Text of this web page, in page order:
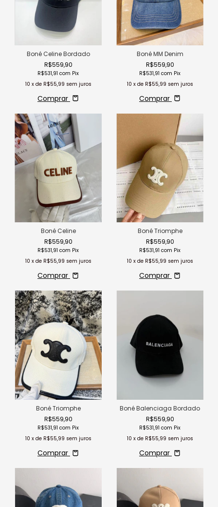
Boné Celine Bordado
R$559,90
R$531,91 com Pix
10 x de R$55,99 sem juros
Comprar
Boné MM Denim
R$559,90
R$531,91 com Pix
10 x de R$55,99 sem juros
Comprar
Boné Celine
R$559,90
R$531,91 com Pix
10 x de R$55,99 sem juros
Comprar
Boné Triomphe
R$559,90
R$531,91 com Pix
10 x de R$55,99 sem juros
Comprar
Boné Triomphe
R$559,90
R$531,91 com Pix
10 x de R$55,99 sem juros
Comprar
Boné Balenciaga Bordado
R$559,90
R$531,91 com Pix
10 x de R$55,99 sem juros
Comprar